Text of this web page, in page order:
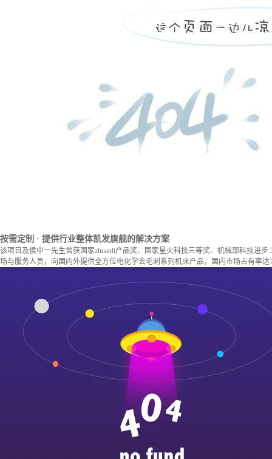
按需定制 · 提供行业整体凯发旗舰的解决方案
该项目及侯中一先生曾获国家zhuanli产品奖、国家星火科技三等奖、机械部科技进
场与服务人员，向国内外提供全方位电化学去毛刺系列机床产品，国内市场占有率达